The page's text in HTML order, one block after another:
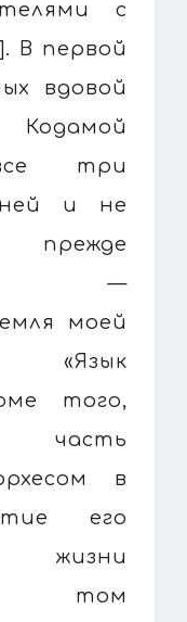
с
В первой
вдовой
все три
и не
прежде
—
моей
того,
часть
в
его
жизни
том